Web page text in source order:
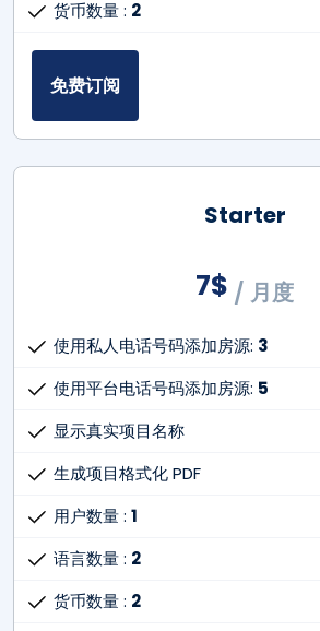
货币数量 : 2
免费订阅
Starter
7$ / 月度
使用私人电话号码添加房源: 3
使用平台电话号码添加房源: 5
显示真实项目名称
生成项目格式化 PDF
用户数量 : 1
语言数量 : 2
货币数量 : 2